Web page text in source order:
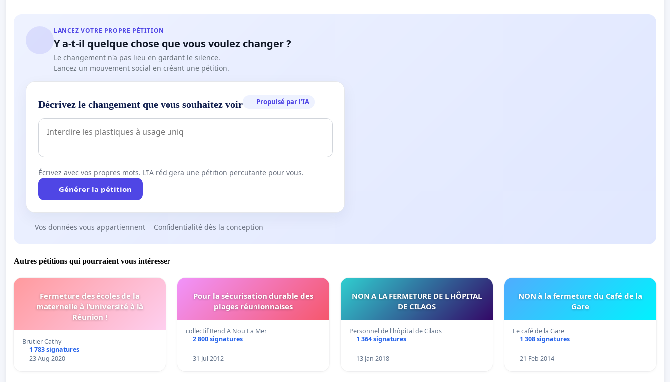
LANCEZ VOTRE PROPRE PÉTITION
Y a-t-il quelque chose que vous voulez changer ?
Le changement n'a pas lieu en gardant le silence.
Lancez un mouvement social en créant une pétition.
Décrivez le changement que vous souhaitez voir Propulsé par l’IA
Écrivez avec vos propres mots. L’IA rédigera une pétition percutante pour vous.
Générer la pétition
Vos données vous appartiennent Confidentialité dès la conception
Autres pétitions qui pourraient vous intéresser
Fermeture des écoles de la
maternelle à l’université à là
Réunion !
Brutier Cathy
1 783 signatures
23 Aug 2020
Pour la sécurisation durable des
plages réunionnaises
collectif Rend A Nou La Mer
2 800 signatures
31 Jul 2012
NON A LA FERMETURE DE L HÔPITAL
DE CILAOS
Personnel de l'hôpital de Cilaos
1 364 signatures
13 Jan 2018
NON à la fermeture du Café de la
Gare
Le café de la Gare
1 308 signatures
21 Feb 2014